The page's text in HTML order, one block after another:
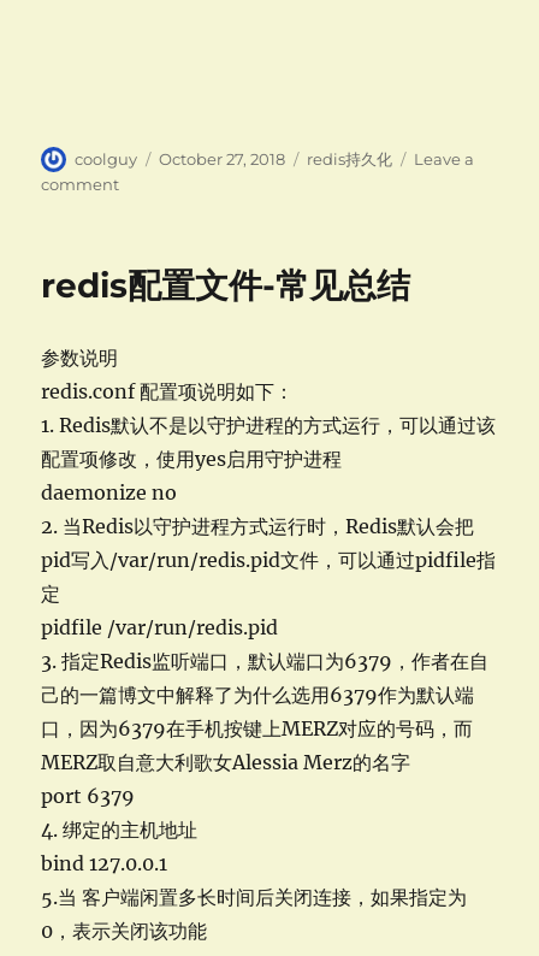
Author
coolguy
Posted
October 27, 2018 Categories
redis持久化
Leave a
commenton
化-
redis配置文件-常见总结
参数说明
redis.conf 配置项说明如下：
1. Redis默认不是以守护进程的方式运行，可以通过该
配置项修改，使用yes启用守护进程
daemonize no
2. 当Redis以守护进程方式运行时，Redis默认会把
pid写入/var/run/redis.pid文件，可以通过pidfile指
定
pidfile /var/run/redis.pid
3. 指定Redis监听端口，默认端口为6379，作者在自
己的一篇博文中解释了为什么选用6379作为默认端
口，因为6379在手机按键上MERZ对应的号码，而
MERZ取自意大利歌女Alessia Merz的名字
port 6379
4. 绑定的主机地址
bind 127.0.0.1
5.当 客户端闲置多长时间后关闭连接，如果指定为
0，表示关闭该功能